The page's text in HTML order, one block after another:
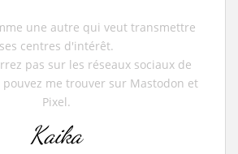
une autre qui veut transmettre
ses centres d'intérêt.
pas sur les réseaux sociaux de
pouvez me trouver sur Mastodon et
Pixel.
Kaika